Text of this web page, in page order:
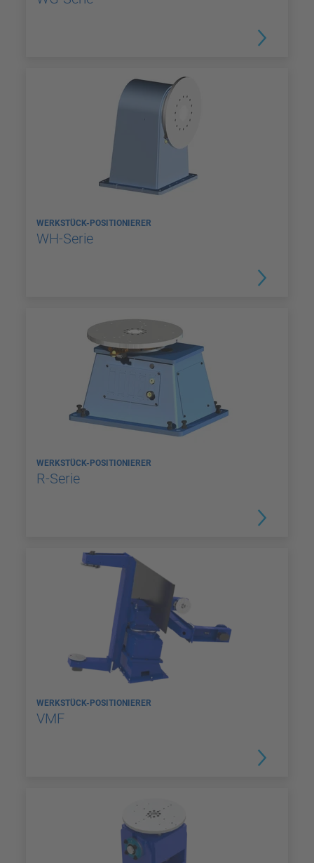
WERKSTÜCK-POSITIONIERER
WH-Serie
WERKSTÜCK-POSITIONIERER
R-Serie
WERKSTÜCK-POSITIONIERER
VMF